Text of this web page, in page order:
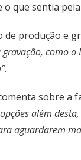
o que sentia
produção e
gravação, como
sobre a
além
aguardarem